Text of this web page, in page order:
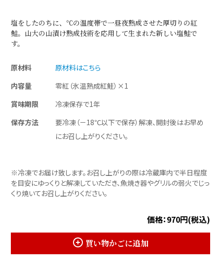
塩をしたのちに、℃の温度帯で一昼夜熟成させた厚切りの紅
鮭。山大の山漬け熟成技術を応用して生まれた新しい塩鮭で
す。
原材料
原材料はこちら
内容量
零紅（氷温熟成紅鮭）×1
賞味期限
冷凍保存で1年
保存方法
要冷凍（－18℃以下で保存）解凍、開封後はお早め
にお召し上がりください。
※冷凍でお届け致します。お召し上がりの際は冷蔵庫内で半日程度
を目安にゆっくりと解凍していただき、魚焼き器やグリルの弱火でじっ
くり焼いてお召し上がりください。
価格：970円(税込)
買い物かごに追加